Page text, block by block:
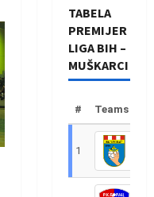
TABELA
PREMIJER
LIGA BIH –
MUŠKARCI
# Teams
1